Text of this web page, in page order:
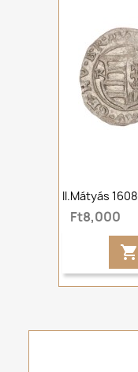
II.Mátyás
Ft8,000
